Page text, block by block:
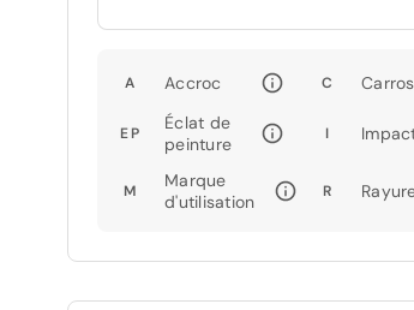
A Accroc C
EP
Éclat de
peinture
I
M
Marque
d'utilisation
R